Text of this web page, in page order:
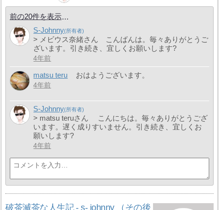
前の20件を表示
S-Johnny
> メビウス奈緒さん こんばんは。毎々ありがとうご
ざいます。引き続き、宜しくお願いします?
4年前
matsu teru おはようございます。
4年前
S-Johnny
> matsu teruさん こんにちは。毎々ありがとうござ
います。遅く成りすいません。引き続き、宜しくお
願いします?
4年前
破茶滅茶な人生記 - s- johnny （その後